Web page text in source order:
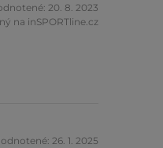
20. 8. 2023
na inSPORTline.cz
26. 1. 2025